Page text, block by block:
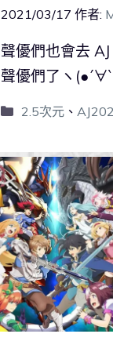
2021/03/17 作者:
聲優們也會去
聲優們了ヽ
2.5次元、